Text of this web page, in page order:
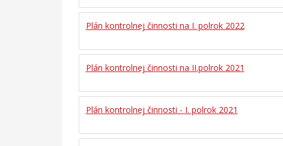
Plán kontrolnej činnosti na I. polrok 2022
Plán kontrolnej činnosti na II.polrok 2021
Plán kontrolnej činnosti - I. polrok 2021